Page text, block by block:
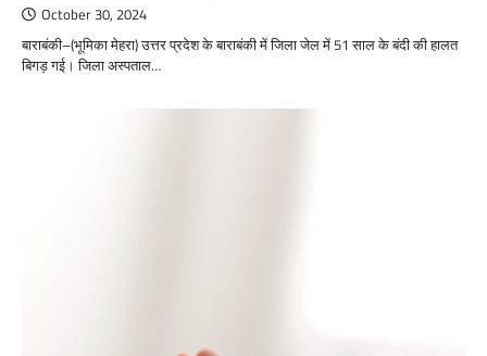
October 30, 2024
बाराबंकी–(भूमिका मेहरा) उत्तर प्रदेश के बाराबंकी में जिला जेल में 51 साल के बंदी की हालत
बिगड़ गई। जिला अस्पताल…